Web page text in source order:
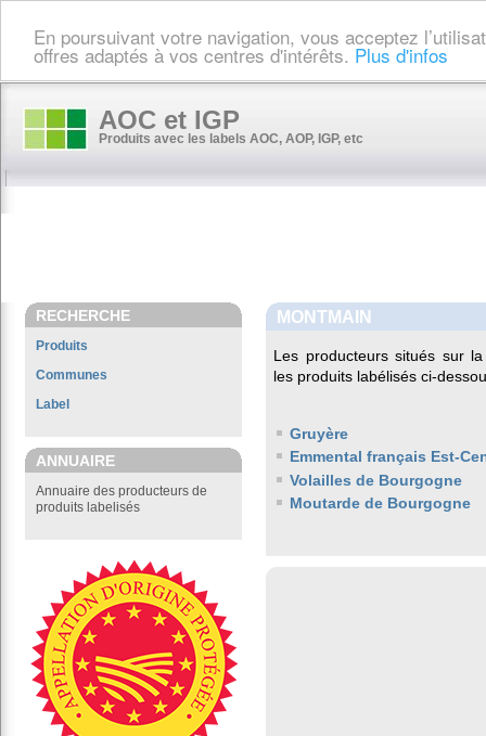
En poursuivant votre navigation, vous acceptez
offres adaptés à vos centres d'intérêts. Plus d'infos
AOC et IGP
Produits avec les labels AOC, AOP, IGP, etc
RECHERCHE
Produits
Communes
Label
ANNUAIRE
Annuaire des producteurs de
produits labelisés
MONTMAIN
Les producteurs situés sur
les produits labélisés ci-
Gruyère
Emmental français Est-
Volailles de Bourgogne
Moutarde de Bourgogne